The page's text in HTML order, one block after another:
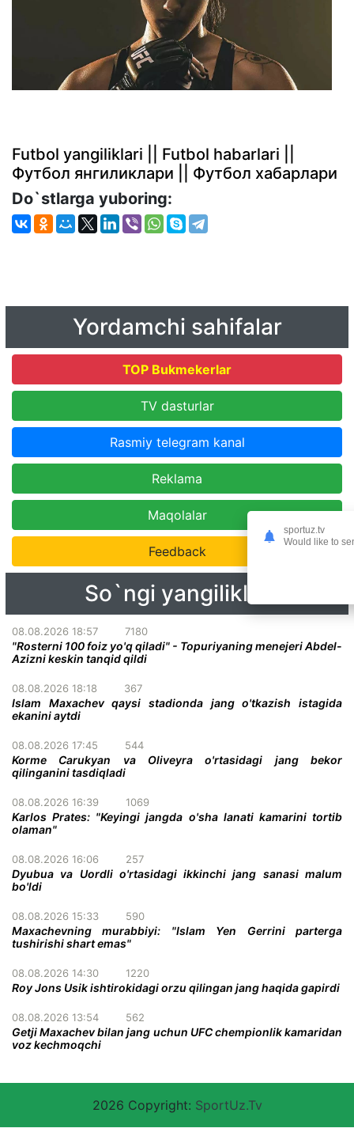
Futbol yangiliklari || Futbol habarlari ||
Футбол янгиликлари || Футбол хабарлари
Do`stlarga yuboring:
Yordamchi sahifalar
TOP Bukmekerlar
TV dasturlar
Rasmiy telegram kanal
Reklama
Maqolalar
Feedback
So`ngi yangiliklar
08.08.2026 18:57 7180
"Rosterni 100 foiz yo'q qiladi" - Topuriyaning menejeri Abdel-
Azizni keskin tanqid qildi
08.08.2026 18:18 367
Islam Maxachev qaysi stadionda jang o'tkazish istagida
ekanini aytdi
08.08.2026 17:45 544
Korme Carukyan va Oliveyra o'rtasidagi jang bekor
qilinganini tasdiqladi
08.08.2026 16:39 1069
Karlos Prates: "Keyingi jangda o'sha lanati kamarini tortib
olaman"
08.08.2026 16:06 257
Dyubua va Uordli o'rtasidagi ikkinchi jang sanasi malum
bo'ldi
08.08.2026 15:33 590
Maxachevning murabbiyi: "Islam Yen Gerrini parterga
tushirishi shart emas"
08.08.2026 14:30 1220
Roy Jons Usik ishtirokidagi orzu qilingan jang haqida gapirdi
08.08.2026 13:54 562
Getji Maxachev bilan jang uchun UFC chempionlik kamaridan
voz kechmoqchi
2026 Copyright: SportUz.Tv
sportuz.tv
Would like to